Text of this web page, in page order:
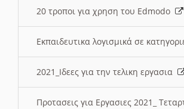
20 τροποι για χρηση του Edmodo
Εκπαιδευτικα λογισμικά σε
2021_Ιδεες για την τελικη εργασια
Προτασεις για Εργασιες 2021_